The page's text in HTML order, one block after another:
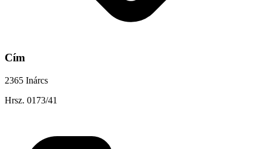
Cím
2365 Inárcs
Hrsz. 0173/41